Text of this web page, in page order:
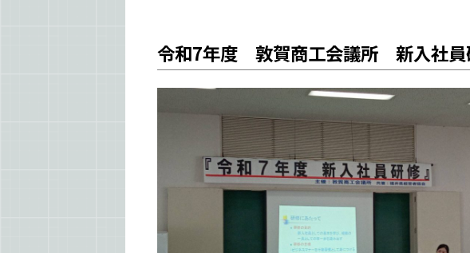
令和7年度 敦賀商工会議所 新入社員